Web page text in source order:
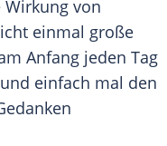
von
einmal große
Anfang jeden Tag
einfach mal den